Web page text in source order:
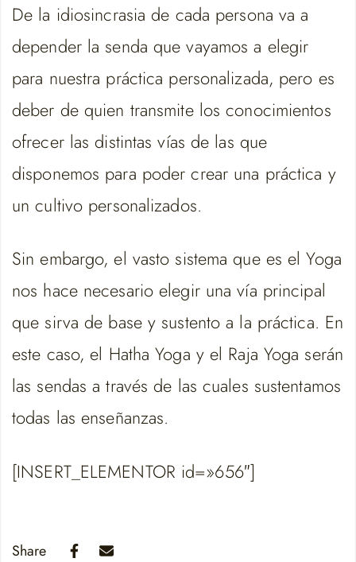
De la idiosincrasia de cada persona va a
depender la senda que vayamos a elegir
para nuestra práctica personalizada, pero es
deber de quien transmite los conocimientos
ofrecer las distintas vías de las que
disponemos para poder crear una práctica y
un cultivo personalizados.
Sin embargo, el vasto sistema que es el Yoga
nos hace necesario elegir una vía principal
que sirva de base y sustento a la práctica. En
este caso, el Hatha Yoga y el Raja Yoga serán
las sendas a través de las cuales sustentamos
todas las enseñanzas.
[INSERT_ELEMENTOR id=»656″]
Share